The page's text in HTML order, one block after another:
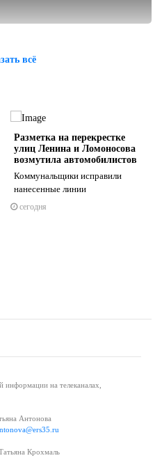
всё
Разметка на перекрестке
улиц Ленина и Ломоносова
возмутила автомобилистов
Коммунальщики исправили
нанесенные линии
сегодня
информации на телеканалах,
Антонова
Крохмаль